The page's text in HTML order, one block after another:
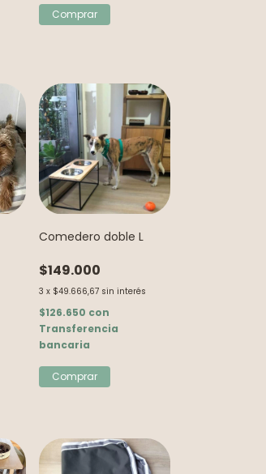
Comprar
Comedero doble L
$149.000
3 x $49.666,67 sin interés
$126.650 con
Transferencia
bancaria